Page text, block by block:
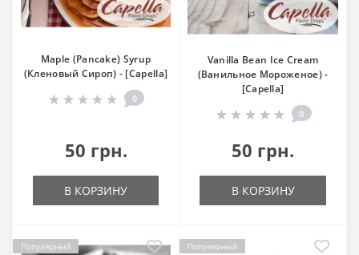
Maple (Pancake) Syrup
(Кленовый Сироп) - [Capella]
0
50 грн.
В КОРЗИНУ
Vanilla Bean Ice Cream
(Ванильное Мороженое) -
[Capella]
0
50 грн.
В КОРЗИНУ
Популярный
Популярный